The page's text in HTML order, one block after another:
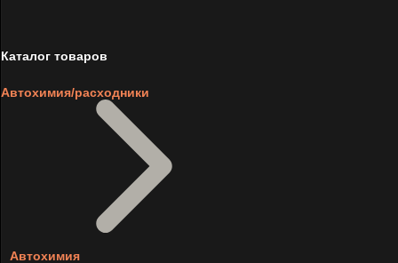
Каталог товаров
Автохимия/расходники
Автохимия